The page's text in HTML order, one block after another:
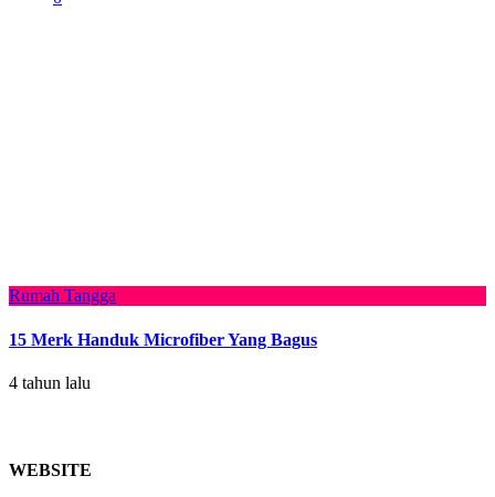
Rumah Tangga
15 Merk Handuk Microfiber Yang Bagus
4 tahun lalu
WEBSITE